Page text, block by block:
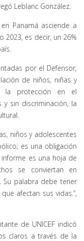
Leblanc González.
Panamá asciende a
2023, es decir, un 26%
por el Defensor,
de niños, niñas y
la protección en el
y sin discriminación, la
niños y adolescentes
es una obligación
es una hoja de
se conviertan en
Su palabra debe tener
afectan sus vidas.”,
de UNICEF indicó
claros a través de la